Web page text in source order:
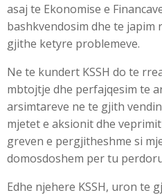
asaj te Ekonomise e
bashkvendosim dhe te
gjithe ketyre problemeve.
Ne te kundert KSSH do te
mbtojtje dhe perfajqesim te
arsimtareve ne te gjith
mjetet e aksionit dhe
greven e pergjitheshme si
domosdoshem per tu
Edhe njehere KSSH, uron te